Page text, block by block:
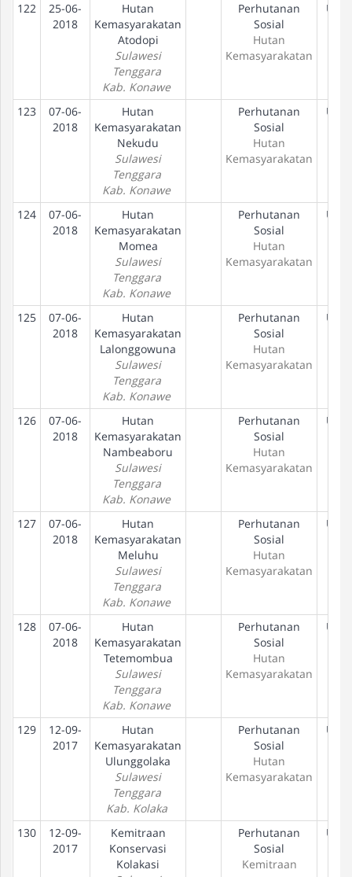
122
25-06-
2018
Hutan
Kemasyarakatan
Atodopi
Sulawesi
Tenggara
Kab. Konawe
Perhutanan
Sosial
Hutan
Kemasyarakatan
123
07-06-
2018
Hutan
Kemasyarakatan
Nekudu
Sulawesi
Tenggara
Kab. Konawe
Perhutanan
Sosial
Hutan
Kemasyarakatan
124
07-06-
2018
Hutan
Kemasyarakatan
Momea
Sulawesi
Tenggara
Kab. Konawe
Perhutanan
Sosial
Hutan
Kemasyarakatan
125
07-06-
2018
Hutan
Kemasyarakatan
Lalonggowuna
Sulawesi
Tenggara
Kab. Konawe
Perhutanan
Sosial
Hutan
Kemasyarakatan
126
07-06-
2018
Hutan
Kemasyarakatan
Nambeaboru
Sulawesi
Tenggara
Kab. Konawe
Perhutanan
Sosial
Hutan
Kemasyarakatan
127
07-06-
2018
Hutan
Kemasyarakatan
Meluhu
Sulawesi
Tenggara
Kab. Konawe
Perhutanan
Sosial
Hutan
Kemasyarakatan
128
07-06-
2018
Hutan
Kemasyarakatan
Tetemombua
Sulawesi
Tenggara
Kab. Konawe
Perhutanan
Sosial
Hutan
Kemasyarakatan
129
12-09-
2017
Hutan
Kemasyarakatan
Ulunggolaka
Sulawesi
Tenggara
Kab. Kolaka
Perhutanan
Sosial
Hutan
Kemasyarakatan
130
12-09-
2017
Kemitraan
Konservasi
Kolakasi
Perhutanan
Sosial
Kemitraan